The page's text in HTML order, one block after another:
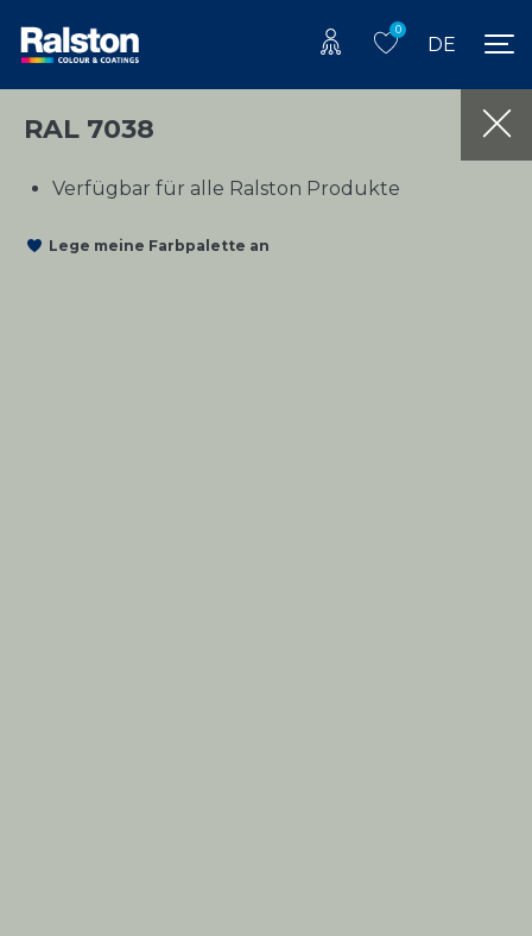
0
DE
RAL 7038
Verfügbar für alle Ralston Produkte
Lege meine Farbpalette an